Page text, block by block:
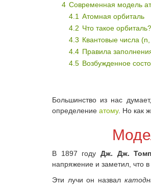
4 Современная модель
4.1 Атомная орбиталь
4.2 Что такое орбиталь?
4.3 Квантовые числа
4.4 Правила
4.5 Возбужденное
Большинство из нас
определение атому. Но как
В 1897 году Дж. Дж.
напряжение и заметил, что в
Эти лучи он назвал